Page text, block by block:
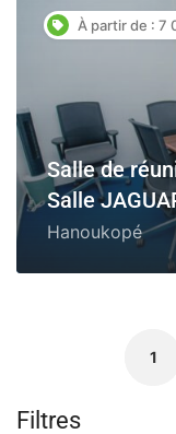
À partir de : 7
Salle de
Salle
Hanoukopé
1
Filtres